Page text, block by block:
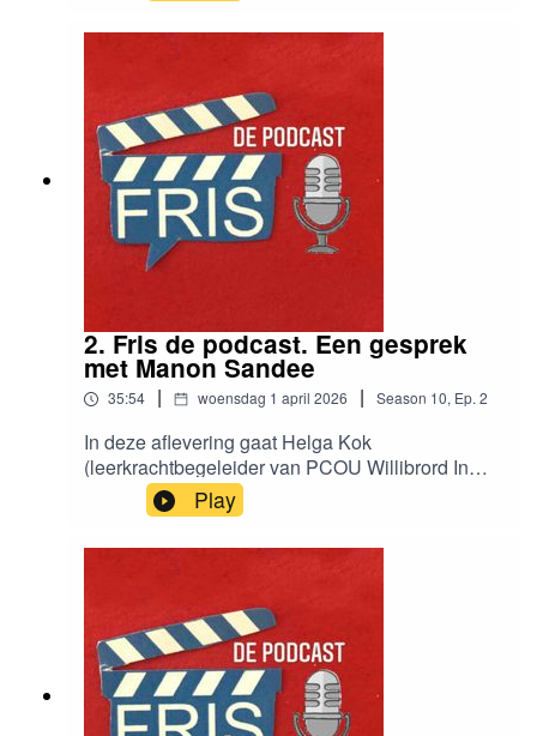
jaar.
2. Fris de podcast. Een gesprek
met Manon Sandee
35:54 | woensdag 1 april 2026 | Season 10, Ep.2
In deze aflevering gaat Helga Kok
(leerkrachtbegeleider van PCOU Willibrord In
Utrecht) in gesprek met Manon Sandee, zij-
instromende leerkracht van groep 5 op de
Boomgaard in Utrecht.
Play